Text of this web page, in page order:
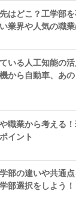
はどこ？工学部
業界や人気の職業
いる人工知能の
から自動車、あの
職業から考える
イント
部の違いや共通
部選択をしよう！